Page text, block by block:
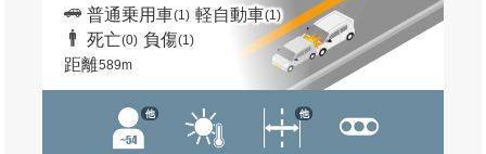
普通乗用車(1) 軽自動車(1)
死亡(0) 負傷(1)
距離589m
他 他